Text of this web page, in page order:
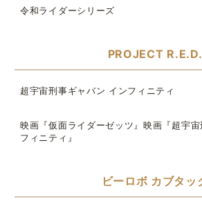
令和ライダーシリーズ
PROJECT R.E.D.
超宇宙刑事ギャバン インフィニティ
映画『仮面ライダーゼッツ』映画『超宇
フィニティ』
ビーロボ カブタッ